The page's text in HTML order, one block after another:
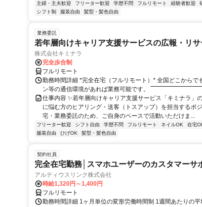
主婦・主夫歓迎 フリーター歓迎 学歴不問 フルリモート 経験者歓迎
シフト制
服装自由 髪型・髪色自由
業務委託
若年層向けキャリア支援サービスの広報・リ
株式会社キミナラ
完全歩合制
フルリモート
勤務時間詳細 *完全在宅（フルリモート）* 全国どこからで
ン等の通信環境があれば業務可能です。
仕事内容 ✨若年層向けキャリア支援サービス「キミナラ」
に悩む方のヒアリング・送客（トスアップ）を担当するポ
宅・業務委託のため、ご自身のペースで活動いただけま...
フリーター歓迎 シフト自由 学歴不問 フルリモート ネイルOK 在宅
服装自由
ひげOK 髪型・髪色自由
契約社員
完全在宅勤務│スマホユーザーのカスタマーサ
アルティウスリンク株式会社
時給1,320円～1,400円
フルリモート
勤務時間詳細 1ヶ月単位の変形労働時間制 1週間あたりの